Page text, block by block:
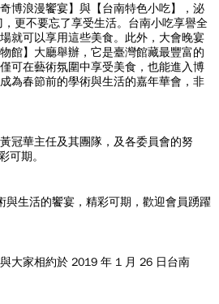
博浪漫饗宴】與【台南特色小吃】，泌
更不要忘了享受生活。台南小吃享譽全
就可以享用這些美食。此外，大會晚宴
館】大廳舉辦，它是臺灣館藏最豐富的
可在藝術氛圍中享受美食，也能進入博
為春節前的學術與生活的嘉年華會，非
冠華主任及其團隊，及各委員會的努
可期。
與生活的饗宴，精彩可期，歡迎會員踴躍
大家相約於 2019 年 1 月 26 日台南